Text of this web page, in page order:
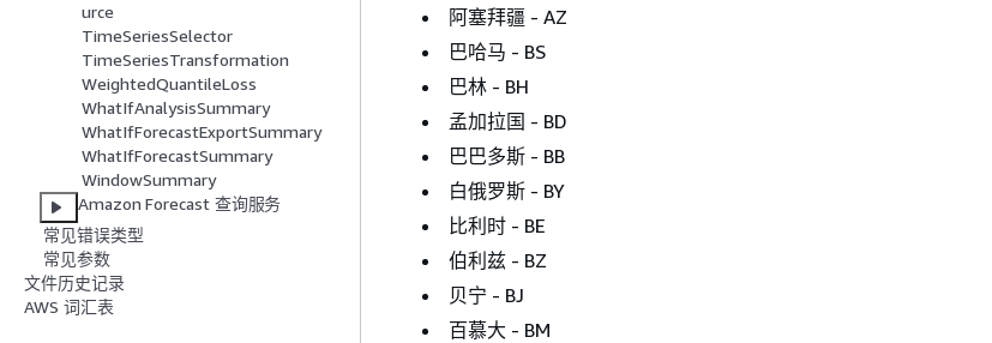
urce
TimeSeriesSelector
TimeSeriesTransformation
WeightedQuantileLoss
WhatIfAnalysisSummary
WhatIfForecastExportSummary
WhatIfForecastSummary
WindowSummary
Amazon Forecast 查询服务
常见错误类型
常见参数
文件历史记录
AWS 词汇表
阿塞拜疆 - AZ
巴哈马 - BS
巴林 - BH
孟加拉国 - BD
巴巴多斯 - BB
白俄罗斯 - BY
比利时 - BE
伯利兹 - BZ
贝宁 - BJ
百慕大 - BM